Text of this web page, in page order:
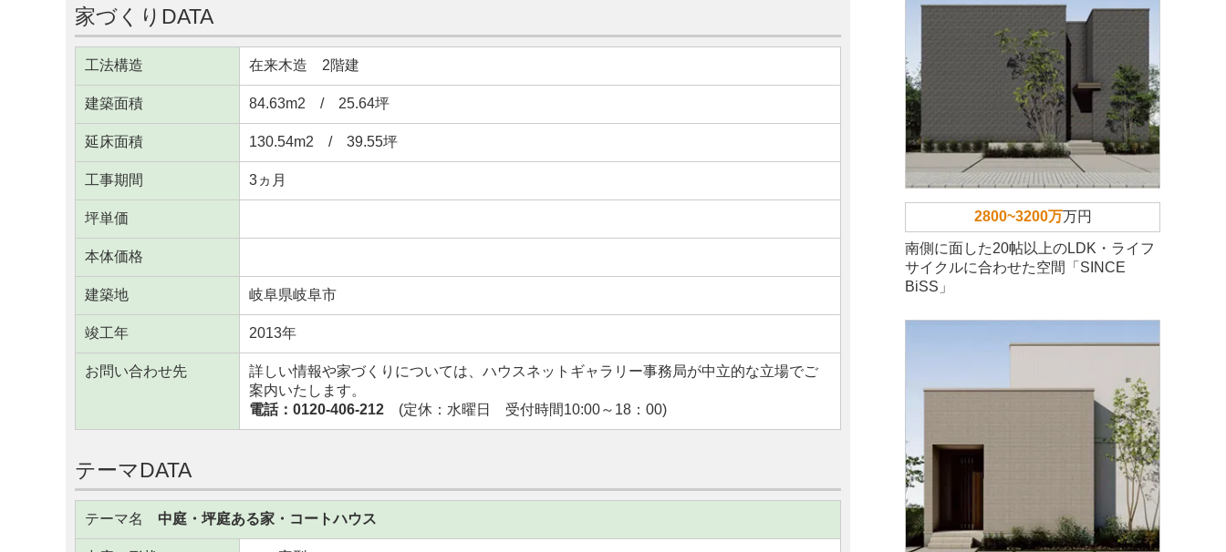
家づくりDATA
工法構造 在来木造 2階建
建築面積 84.63m2 / 25.64坪
延床面積 130.54m2 / 39.55坪
工事期間 3ヵ月
坪単価
本体価格
建築地 岐阜県岐阜市
竣工年 2013年
お問い合わせ先
詳しい情報や家づくりについては、ハウスネットギャラリー事務局が中立的な立場でご
案内いたします。
電話：0120-406-212 (定休：水曜日 受付時間10:00～18：00)
テーマDATA
テーマ名 中庭・坪庭ある家・コートハウス
2800~3200万万円
南側に面した20帖以上のLDK・ライフ
サイクルに合わせた空間「SINCE
BiSS」